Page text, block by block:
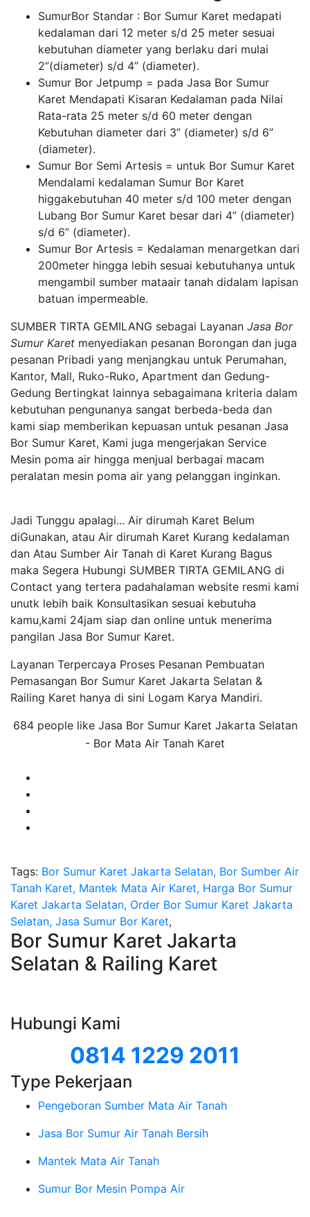
SumurBor Standar : Bor Sumur Karet medapati
kedalaman dari 12 meter s/d 25 meter sesuai
kebutuhan diameter yang berlaku dari mulai
2”(diameter) s/d 4” (diameter).
Sumur Bor Jetpump = pada Jasa Bor Sumur
Karet Mendapati Kisaran Kedalaman pada Nilai
Rata-rata 25 meter s/d 60 meter dengan
Kebutuhan diameter dari 3” (diameter) s/d 6”
(diameter).
Sumur Bor Semi Artesis = untuk Bor Sumur Karet
Mendalami kedalaman Sumur Bor Karet
higgakebutuhan 40 meter s/d 100 meter dengan
Lubang Bor Sumur Karet besar dari 4” (diameter)
s/d 6” (diameter).
Sumur Bor Artesis = Kedalaman menargetkan dari
200meter hingga lebih sesuai kebutuhanya untuk
mengambil sumber mataair tanah didalam lapisan
batuan impermeable.
SUMBER TIRTA GEMILANG sebagai Layanan Jasa Bor
Sumur Karet menyediakan pesanan Borongan dan juga
pesanan Pribadi yang menjangkau untuk Perumahan,
Kantor, Mall, Ruko-Ruko, Apartment dan Gedung-
Gedung Bertingkat lainnya sebagaimana kriteria dalam
kebutuhan pengunanya sangat berbeda-beda dan
kami siap memberikan kepuasan untuk pesanan Jasa
Bor Sumur Karet, Kami juga mengerjakan Service
Mesin poma air hingga menjual berbagai macam
peralatan mesin poma air yang pelanggan inginkan.
Jadi Tunggu apalagi... Air dirumah Karet Belum
diGunakan, atau Air dirumah Karet Kurang kedalaman
dan Atau Sumber Air Tanah di Karet Kurang Bagus
maka Segera Hubungi SUMBER TIRTA GEMILANG di
Contact yang tertera padahalaman website resmi kami
unutk lebih baik Konsultasikan sesuai kebutuha
kamu,kami 24jam siap dan online untuk menerima
pangilan Jasa Bor Sumur Karet.
Layanan Terpercaya Proses Pesanan Pembuatan
Pemasangan Bor Sumur Karet Jakarta Selatan &
Railing Karet hanya di sini Logam Karya Mandiri.
684 people like Jasa Bor Sumur Karet Jakarta Selatan
- Bor Mata Air Tanah Karet
Tags: Bor Sumur Karet Jakarta Selatan, Bor Sumber Air
Tanah Karet, Mantek Mata Air Karet, Harga Bor Sumur
Karet Jakarta Selatan, Order Bor Sumur Karet Jakarta
Selatan, Jasa Sumur Bor Karet,
Bor Sumur Karet Jakarta
Selatan & Railing Karet
Hubungi Kami
0814 1229 2011
Type Pekerjaan
Pengeboran Sumber Mata Air Tanah
Jasa Bor Sumur Air Tanah Bersih
Mantek Mata Air Tanah
Sumur Bor Mesin Pompa Air